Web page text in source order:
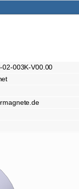
02-003K-V00.00